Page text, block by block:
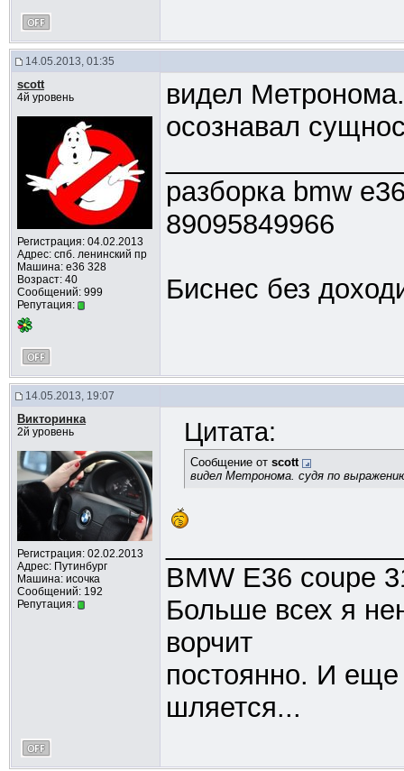
14.05.2013, 01:35
scott
4й уровень
Регистрация: 04.02.2013
Адрес: спб. ленинский пр
Машина: е36 328
Возраст: 40
Сообщений: 999
Репутация:
видел
осознавал
разборка bmw
89095849966
Биснес без
14.05.2013, 19:07
Викторинка
2й уровень
Регистрация: 02.02.2013
Адрес: Путинбург
Машина: исочка
Сообщений: 192
Репутация:
Цитата:
Сообщение от scott
видел Метронома. судя по
BMW E36 coupe
Больше всех я
ворчит
постоянно. И еще
шляется...